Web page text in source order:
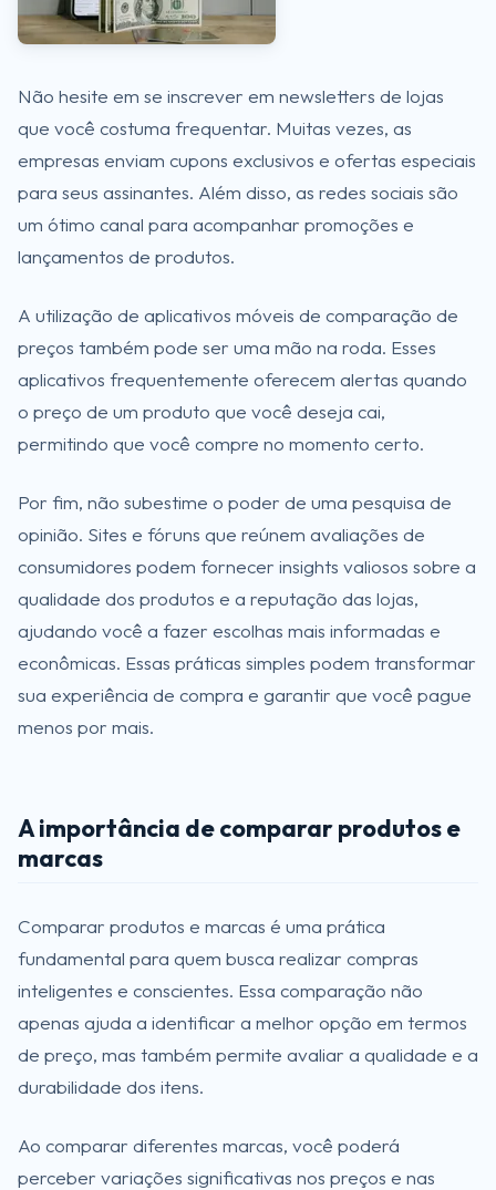
Não hesite em se inscrever em newsletters de lojas
que você costuma frequentar. Muitas vezes, as
empresas enviam cupons exclusivos e ofertas especiais
para seus assinantes. Além disso, as redes sociais são
um ótimo canal para acompanhar promoções e
lançamentos de produtos.
A utilização de aplicativos móveis de comparação de
preços também pode ser uma mão na roda. Esses
aplicativos frequentemente oferecem alertas quando
o preço de um produto que você deseja cai,
permitindo que você compre no momento certo.
Por fim, não subestime o poder de uma pesquisa de
opinião. Sites e fóruns que reúnem avaliações de
consumidores podem fornecer insights valiosos sobre a
qualidade dos produtos e a reputação das lojas,
ajudando você a fazer escolhas mais informadas e
econômicas. Essas práticas simples podem transformar
sua experiência de compra e garantir que você pague
menos por mais.
A importância de comparar produtos e
marcas
Comparar produtos e marcas é uma prática
fundamental para quem busca realizar compras
inteligentes e conscientes. Essa comparação não
apenas ajuda a identificar a melhor opção em termos
de preço, mas também permite avaliar a qualidade e a
durabilidade dos itens.
Ao comparar diferentes marcas, você poderá
perceber variações significativas nos preços e nas